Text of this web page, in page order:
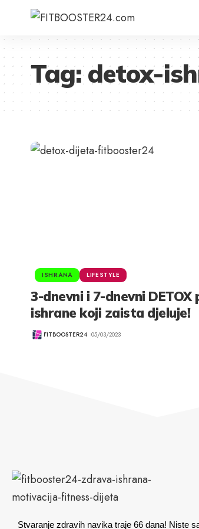
Tag:detox-
ISHRANA LIFESTYLE
3-dnevni i 7-dnevni DETOX
ishrane koji zaista djeluje!
FITBOOSTER24 05/03/2023
Stvaranje zdravih navika traje 66 dana! Niste